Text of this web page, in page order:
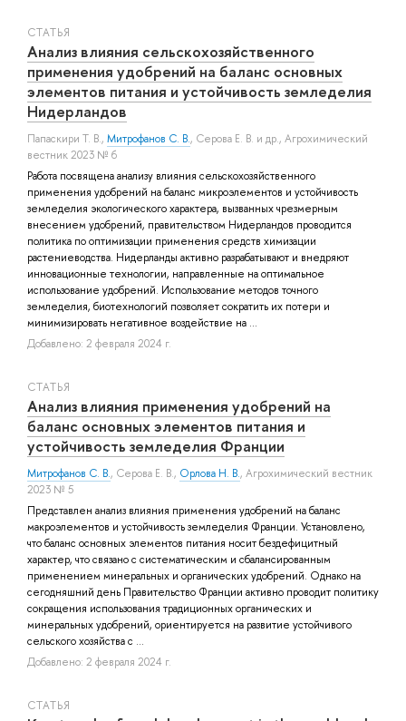
СТАТЬЯ
Анализ влияния сельскохозяйственного
применения удобрений на баланс основных
элементов питания и устойчивость земледелия
Нидерландов
Папаскири Т. В., Митрофанов С. В., Серова Е. В. и др., Агрохимический
вестник 2023 № 6
Работа посвящена анализу влияния сельскохозяйственного
применения удобрений на баланс микроэлементов и устойчивость
земледелия экологического характера, вызванных чрезмерным
внесением удобрений, правительством Нидерландов проводится
политика по оптимизации применения средств химизации
растениеводства. Нидерланды активно разрабатывают и внедряют
инновационные технологии, направленные на оптимальное
использование удобрений. Использование методов точного
земледелия, биотехнологий позволяет сократить их потери и
минимизировать негативное воздействие на ...
Добавлено: 2 февраля 2024 г.
СТАТЬЯ
Анализ влияния применения удобрений на
баланс основных элементов питания и
устойчивость земледелия Франции
Митрофанов С. В., Серова Е. В., Орлова Н. В., Агрохимический вестник
2023 № 5
Представлен анализ влияния применения удобрений на баланс
макроэлементов и устойчивость земледелия Франции. Установлено,
что баланс основных элементов питания носит бездефицитный
характер, что связано с систематическим и сбалансированным
применением минеральных и органических удобрений. Однако на
сегодняшний день Правительство Франции активно проводит политику
сокращения использования традиционных органических и
минеральных удобрений, ориентируется на развитие устойчивого
сельского хозяйства с ...
Добавлено: 2 февраля 2024 г.
СТАТЬЯ